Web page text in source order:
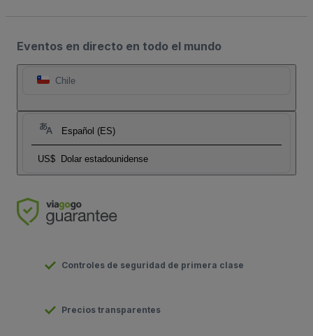
Eventos en directo en todo el mundo
Chile
Español (ES)
US$ Dolar estadounidense
Controles de seguridad de primera clase
Precios transparentes